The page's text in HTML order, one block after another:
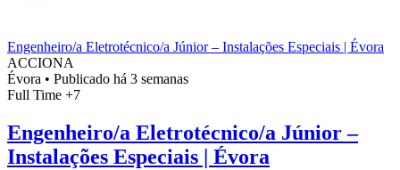
Engenheiro/a Eletrotécnico/a Júnior – Instalações Especiais | Évora
ACCIONA
Évora • Publicado há 3 semanas
Full Time +7
Engenheiro/a Eletrotécnico/a Júnior –
Instalações Especiais | Évora